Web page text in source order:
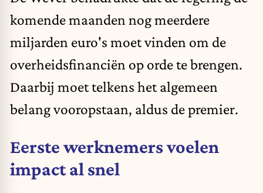
komende maanden nogmeerdere
miljarden euro's moet vinden om de
overheidsfinanciën op orde te brengen.
Daarbij moet telkens het algemeen
belang vooropstaan, aldus de premier.
Eerste werknemers voelen
impact al snel